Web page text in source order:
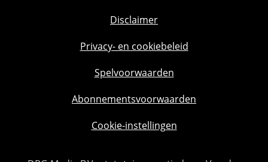
Disclaimer
Privacy- en cookiebeleid
Spelvoorwaarden
Abonnementsvoorwaarden
Cookie-instellingen